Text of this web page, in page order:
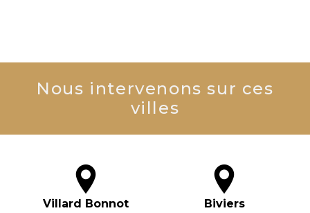
Nous intervenons sur ces
villes
Villard Bonnot Biviers